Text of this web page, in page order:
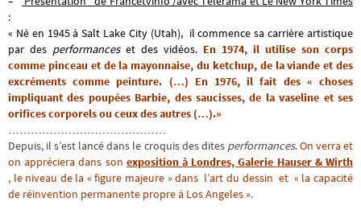
:
« Né en 1945 à Salt Lake City (Utah), il commence sa carrière artistique
par des performanceset des vidéos. En 1974, il utilise son corps
comme pinceau et de la mayonnaise, du ketchup, de la viande et des
excréments comme peinture. (…) En 1976, il fait des « choses
impliquant des poupées Barbie, des saucisses, de la vaseline et ses
orifices corporels ou ceux des autres (…).»
……………………………………
Depuis, il s’est lancé dans le croquis des dites performances.On verra et
on appréciera dans son exposition à Londres, Galerie Hauser & Wirth
, le niveau de la « figure majeure » dans l’art du dessin et « la capacité
de réinvention permanente propre à Los Angeles ».